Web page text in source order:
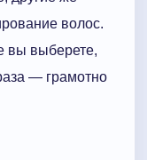
волос.
вы выберете,
— грамотно